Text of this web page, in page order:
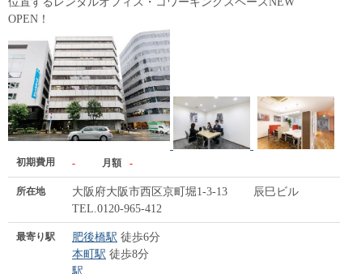
OPEN！
初期費用 - 月額 -
所在地
大阪府大阪市西区京町堀1-3-13 辰巳ビル
TEL.0120-965-412
最寄り駅 肥後橋駅 徒歩6分
本町駅 徒歩8分
駅